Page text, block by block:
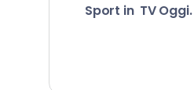
Sport in TV Oggi.